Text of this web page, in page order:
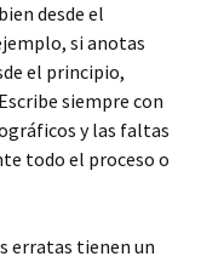
desde el
si anotas
el principio,
siempre con
y las faltas
todo el proceso o
erratas tienen un